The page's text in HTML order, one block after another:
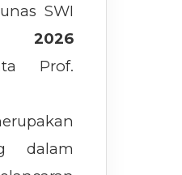
SWI
2026
Prof.
dalam